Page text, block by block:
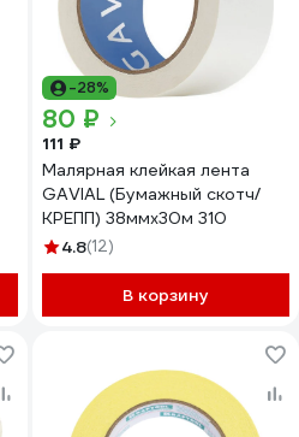
-28%
80 ₽
111 ₽
Малярная клейкая лента
GAVIAL (Бумажный скотч/
КРЕПП) 38ммх30м 310
4.8(12)
В корзину